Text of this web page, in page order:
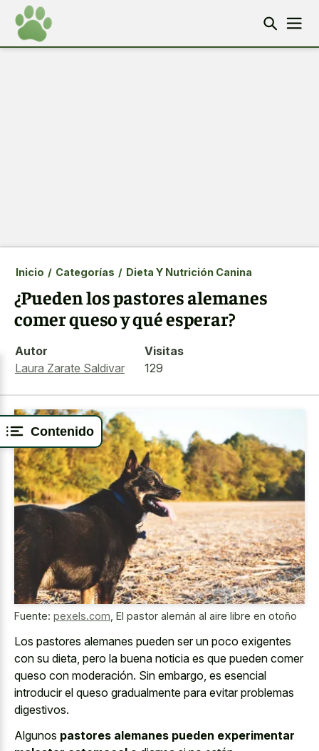
Contenido
Inicio / Categorías / Dieta Y Nutrición Canina
¿Pueden los pastores alemanes
comer queso y qué esperar?
Autor
Laura Zarate Saldivar
Visitas
129
Fuente: pexels.com El pastor alemán al aire libre en otoño
Los pastores alemanes pueden ser un poco exigentes
con su dieta, pero la buena noticia es que pueden comer
queso con moderación. Sin embargo, es esencial
introducir el queso gradualmente para evitar problemas
digestivos.
Algunos pastores alemanes pueden experimentar